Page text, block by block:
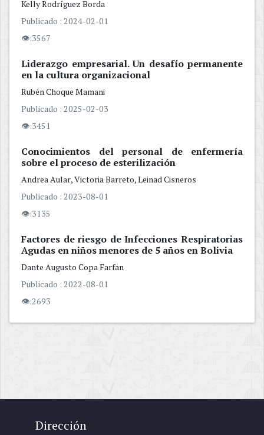
KellyRodríguez Borda
Publicado : 2024-02-01
👁:3567
Liderazgo empresarial. Un desafío permanente
en la cultura organizacional
Rubén Choque Mamani
Publicado : 2025-02-03
👁:3451
Conocimientos del personal de enfermería
sobre el proceso de esterilización
Andrea Aular Victoria Barreto Leinad Cisneros
Publicado : 2023-08-01
👁:3135
Factores de riesgo de Infecciones Respiratorias
Agudas en niños menores de 5 años en Bolivia
Dante Augusto Copa Farfan
Publicado : 2022-08-01
👁:2693
Dirección